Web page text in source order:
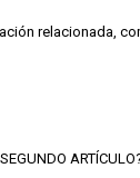
relacionada,